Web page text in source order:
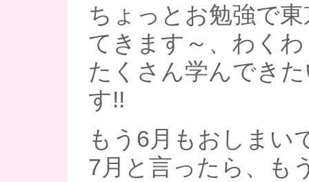
ちょっとお勉強で
てきます～、わく
たくさん学んでき
す!!
もう6月もおしまい
7月と言ったら、も